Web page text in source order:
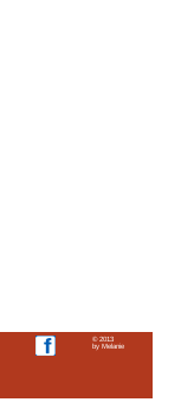
© 2013
by Melanie